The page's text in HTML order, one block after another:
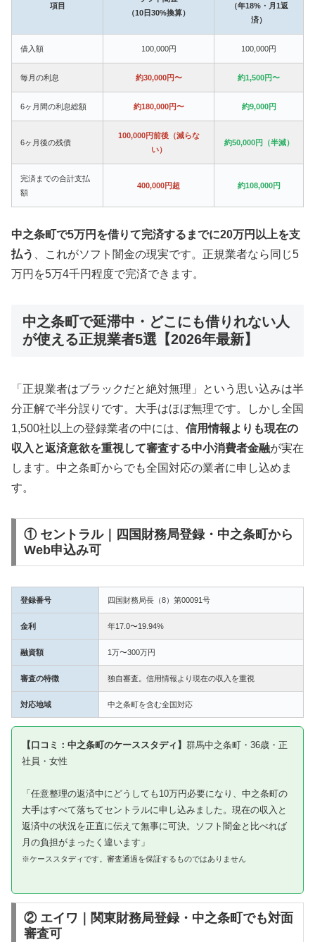
項目
（10日30%換算）
（年18%・月1返
済）
借入額 100,000円 100,000円
毎月の利息 約30,000円〜 約1,500円〜
6ヶ月間の利息総額 約180,000円〜 約9,000円
6ヶ月後の残債
100,000円前後（減らな
い）
約50,000円（半減）
完済までの合計支払
額
400,000円超 約108,000円
中之条町で5万円を借りて完済するまでに20万円以上を支
払う
、これがソフト闇金の現実です。正規業者なら同じ5
万円を5万4千円程度で完済できます。
中之条町で延滞中・どこにも借りれない人
が使える正規業者5選【2026年最新】
「正規業者はブラックだと絶対無理」という思い込みは半
分正解で半分誤りです。大手はほぼ無理です。しかし全国
1,500社以上の登録業者の中には、 信用情報よりも現在の
収入と返済意欲を重視して審査する中小消費者金融が実在
します。中之条町からでも全国対応の業者に申し込めま
す。
① セントラル｜四国財務局登録・中之条町から
Web申込み可
登録番号 四国財務局長（8）第00091号
金利 年17.0〜19.94%
融資額 1万〜300万円
審査の特徴 独自審査。信用情報より現在の収入を重視
対応地域 中之条町を含む全国対応
【口コミ：中之条町のケーススタディ】 群馬中之条町・36歳・正
社員・女性
「任意整理の返済中にどうしても10万円必要になり、中之条町の
大手はすべて落ちてセントラルに申し込みました。現在の収入と
返済中の状況を正直に伝えて無事に可決。ソフト闇金と比べれば
月の負担がまったく違います」
※ケーススタディです。審査通過を保証するものではありません
② エイワ｜関東財務局登録・中之条町でも対面
審査可